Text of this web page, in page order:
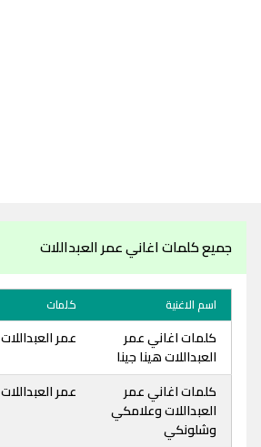
جميع كلمات اغاني عمر العبداللات
اسم الاغنية كلمات
كلمات اغاني عمر
العبداللات هينا جينا
عمر العبداللات
كلمات اغاني عمر
العبداللات وعلامكي
وشلونكي
عمر العبداللات